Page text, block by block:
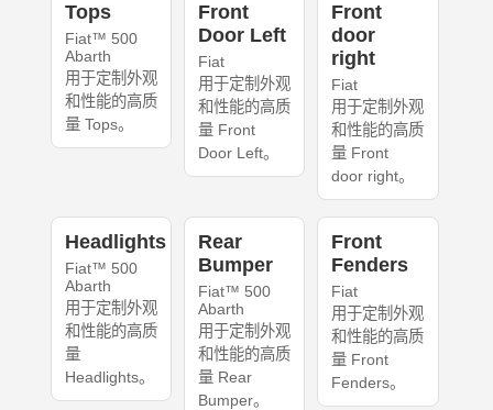
Tops
Fiat™ 500
Abarth
用于定制外观
和性能的高质
量 Tops。
Front
Door Left
Fiat
用于定制外观
和性能的高质
量 Front
Door Left。
Front
door
right
Fiat
用于定制外观
和性能的高质
量 Front
door right。
Headlights
Fiat™ 500
Abarth
用于定制外观
和性能的高质
量
Headlights。
Rear
Bumper
Fiat™ 500
Abarth
用于定制外观
和性能的高质
量 Rear
Bumper。
Front
Fenders
Fiat
用于定制外观
和性能的高质
量 Front
Fenders。